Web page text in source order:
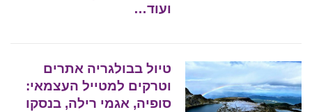
ועוד…
טיול בבולגריה אתרים
וטרקים למטייל העצמאי:
סופיה, אגמי רילה, בנסקו